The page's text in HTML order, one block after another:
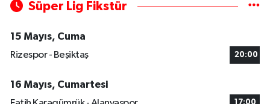
Süper Lig Fikstür
15 Mayıs, Cuma
Rizespor - Beşiktaş
20:00
16 Mayıs, Cumartesi